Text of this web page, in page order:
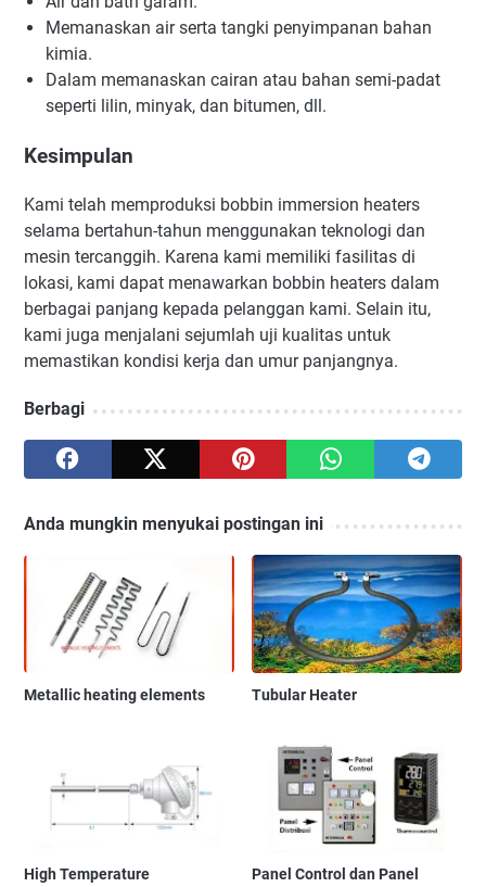
Memanaskan air serta tangki penyimpanan bahan
kimia.
Dalam memanaskan cairan atau bahan semi-padat
seperti lilin, minyak, dan bitumen, dll.
Kesimpulan
Kami telah memproduksi bobbin immersion heaters
selama bertahun-tahun menggunakan teknologi dan
mesin tercanggih. Karena kami memiliki fasilitas di
lokasi, kami dapat menawarkan bobbin heaters dalam
berbagai panjang kepada pelanggan kami. Selain itu,
kami juga menjalani sejumlah uji kualitas untuk
memastikan kondisi kerja dan umur panjangnya.
Berbagi
Anda mungkin menyukai postingan ini
Metallic heating elements Tubular Heater
High Temperature
Panel Control dan Panel